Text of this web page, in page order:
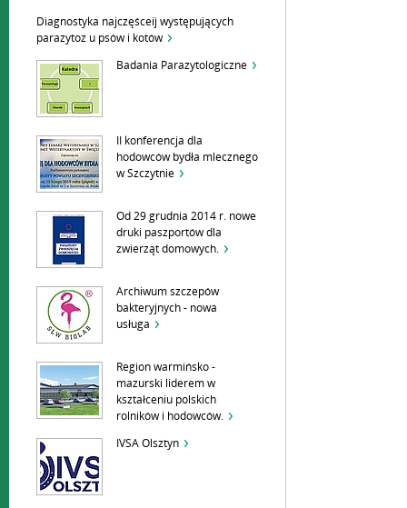
Diagnostyka najczęśceij występujących
parazytoz u psów i kotów
Badania Parazytologiczne
II konferencja dla
hodowców bydła mlecznego
w Szczytnie
Od 29 grudnia 2014 r. nowe
druki paszportów dla
zwierząt domowych.
Archiwum szczepów
bakteryjnych - nowa
usługa
Region warmińsko -
mazurski liderem w
kształceniu polskich
rolników i hodowców.
IVSA Olsztyn